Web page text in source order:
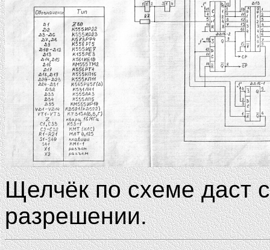
Щелчёк по схеме даст
разрешении.